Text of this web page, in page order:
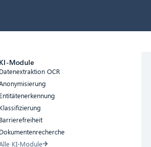
KI-Module
Datenextraktion OCR
Entitätenerkennung
Klassifizierung
Barrierefreiheit
Dokumentenrecherche
KI-Module